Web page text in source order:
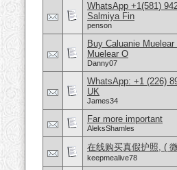
WhatsApp +1(581)
Salmiya Fin
penson
Buy Caluanie
Muelear O
Danny07
WhatsApp: +1 (226)
UK
James34
Far more important
AleksShamles
在线购买真假护照, (
keepmealive78